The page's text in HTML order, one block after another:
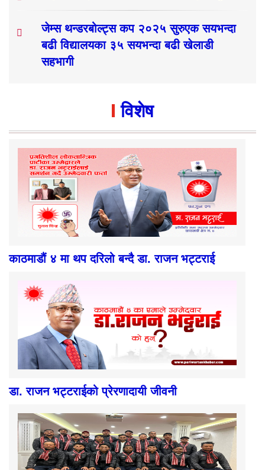
जेम्स थन्डरबोल्ट्स कप २०२५ सुरुएक सयभन्दा
बढी विद्यालयका ३५ सयभन्दा बढी खेलाडी
सहभागी
विशेष
काठमाडौं ४ मा थप दरिलो बन्दै डा. राजन भट्टराई
डा. राजन भट्टराईको प्रेरणादायी जीवनी